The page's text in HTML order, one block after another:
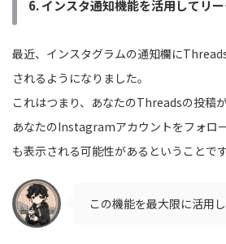
6. インスタ通知機能を活用してリー
最近、インスタグラムの通知欄に
されるようになりました。
これはつまり、あなたのThreadsの投稿が
あなたのInstagramアカウントをフォロ
も表示される可能性があるということで
この機能を最大限に活用